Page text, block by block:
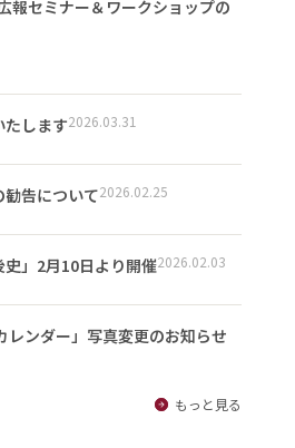
セミナー＆ワークショップの
たします2026.03.31
告について2026.02.25
」2月10日より開催2026.02.03
レンダー」写真変更のお知らせ
もっと見る